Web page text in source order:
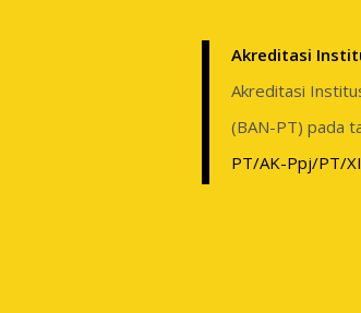
Akreditasi
Akreditasi
(BAN-PT) pada
PT/AK-Ppj/PT/